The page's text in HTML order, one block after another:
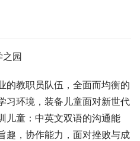
之园
的教职员队伍，全面而均衡的
习环境，装备儿童面对新世代
儿童：中英文双语的沟通能
趣，协作能力，面对挫败与成